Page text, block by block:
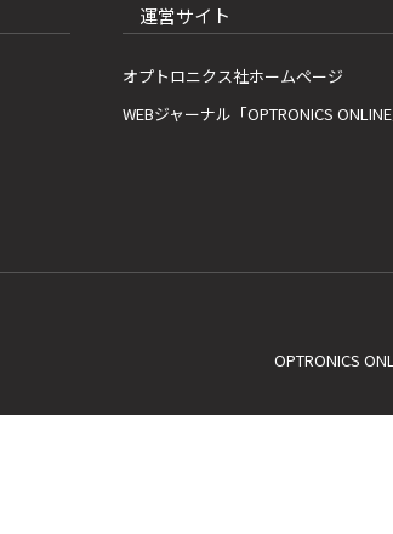
運営サイト
オプトロニクス社ホームページ
WEBジャーナル「OPTRONICS ONLINE
OPTRONICS